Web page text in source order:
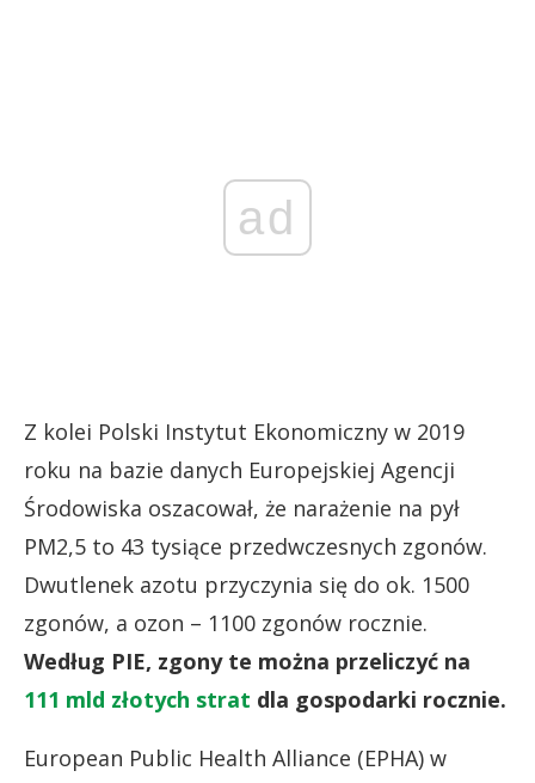
ad
Z kolei Polski Instytut Ekonomiczny w 2019
roku na bazie danych Europejskiej Agencji
Środowiska oszacował, że narażenie na pył
PM2,5 to 43 tysiące przedwczesnych zgonów.
Dwutlenek azotu przyczynia się do ok. 1500
zgonów, a ozon – 1100 zgonów rocznie.
Według PIE, zgony te można przeliczyć na
111 mld złotych strat dla gospodarki rocznie.
European Public Health Alliance (EPHA) w